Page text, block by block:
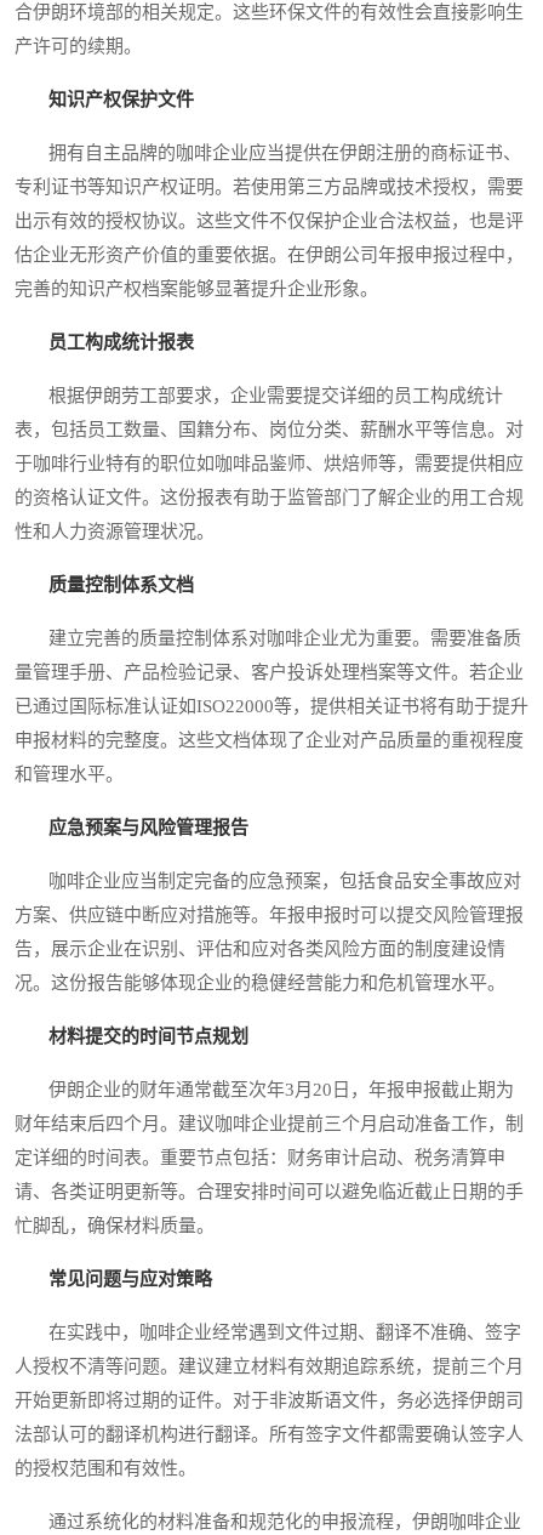
合伊朗环境部的相关规定。这些环保文件的有效性会直接影响生
产许可的续期。
知识产权保护文件
拥有自主品牌的咖啡企业应当提供在伊朗注册的商标证书、
专利证书等知识产权证明。若使用第三方品牌或技术授权，需要
出示有效的授权协议。这些文件不仅保护企业合法权益，也是评
估企业无形资产价值的重要依据。在伊朗公司年报申报过程中，
完善的知识产权档案能够显著提升企业形象。
员工构成统计报表
根据伊朗劳工部要求，企业需要提交详细的员工构成统计
表，包括员工数量、国籍分布、岗位分类、薪酬水平等信息。对
于咖啡行业特有的职位如咖啡品鉴师、烘焙师等，需要提供相应
的资格认证文件。这份报表有助于监管部门了解企业的用工合规
性和人力资源管理状况。
质量控制体系文档
建立完善的质量控制体系对咖啡企业尤为重要。需要准备质
量管理手册、产品检验记录、客户投诉处理档案等文件。若企业
已通过国际标准认证如ISO22000等，提供相关证书将有助于提升
申报材料的完整度。这些文档体现了企业对产品质量的重视程度
和管理水平。
应急预案与风险管理报告
咖啡企业应当制定完备的应急预案，包括食品安全事故应对
方案、供应链中断应对措施等。年报申报时可以提交风险管理报
告，展示企业在识别、评估和应对各类风险方面的制度建设情
况。这份报告能够体现企业的稳健经营能力和危机管理水平。
材料提交的时间节点规划
伊朗企业的财年通常截至次年3月20日，年报申报截止期为
财年结束后四个月。建议咖啡企业提前三个月启动准备工作，制
定详细的时间表。重要节点包括：财务审计启动、税务清算申
请、各类证明更新等。合理安排时间可以避免临近截止日期的手
忙脚乱，确保材料质量。
常见问题与应对策略
在实践中，咖啡企业经常遇到文件过期、翻译不准确、签字
人授权不清等问题。建议建立材料有效期追踪系统，提前三个月
开始更新即将过期的证件。对于非波斯语文件，务必选择伊朗司
法部认可的翻译机构进行翻译。所有签字文件都需要确认签字人
的授权范围和有效性。
通过系统化的材料准备和规范化的申报流程，伊朗咖啡企业